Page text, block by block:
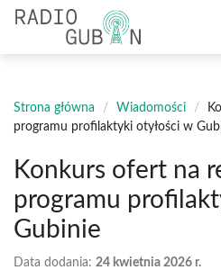
Przejdź
treści
Strona główna / Wiadomości /
programu profilaktyki otyłości w
Konkurs ofert na
programu
Gubinie
Data dodania: 24 kwietnia 2026 r.